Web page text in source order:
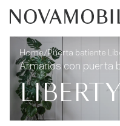
Puerta batiente
Home/Puerta batiente
Armarios con puerta
LIBERTY